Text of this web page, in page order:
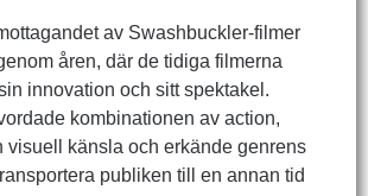
av Swashbuckler-filmer
åren, där de tidiga filmerna
innovation och sitt spektakel.
kombinationen av action,
visuell känsla och erkände genrens
publiken till en annan tid